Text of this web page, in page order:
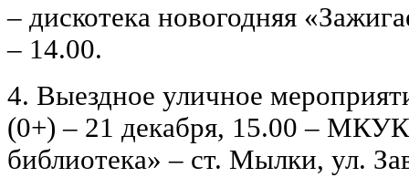
– дискотека новогодняя
– 14.00.
4. Выездное уличное
(0+) – 21 декабря, 15.00 – МКУК
библиотека» – ст. Мылки, ул.